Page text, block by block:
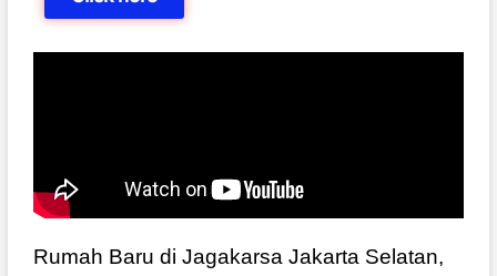
Rumah Baru di Jagakarsa Jakarta Selatan,